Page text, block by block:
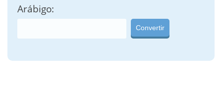
Arábigo:
Convertir